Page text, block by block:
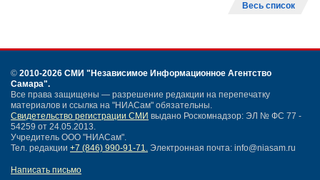
Весь список
© 2010-2026 СМИ "Независимое Информационное Агентство
Самара".
Все права защищены — разрешение редакции на перепечатку
материалов и ссылка на "НИАСам" обязательны.
Свидетельство регистрации СМИ выдано Роскомнадзор: ЭЛ № ФС 77 -
54259 от 24.05.2013.
Учредитель ООО "НИАСам".
Тел. редакции +7 (846) 990-91-71. Электронная почта: info@niasam.ru
Написать письмо